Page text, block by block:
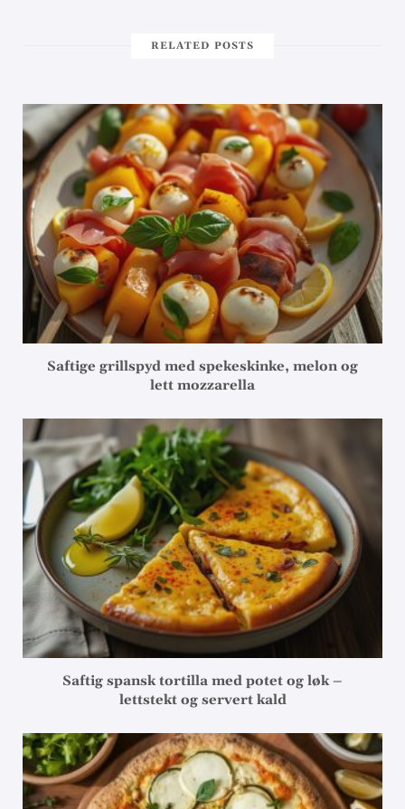
RELATED POSTS
Saftige grillspyd med spekeskinke, melon og
lett mozzarella
Saftig spansk tortilla med potet og løk –
lettstekt og servert kald